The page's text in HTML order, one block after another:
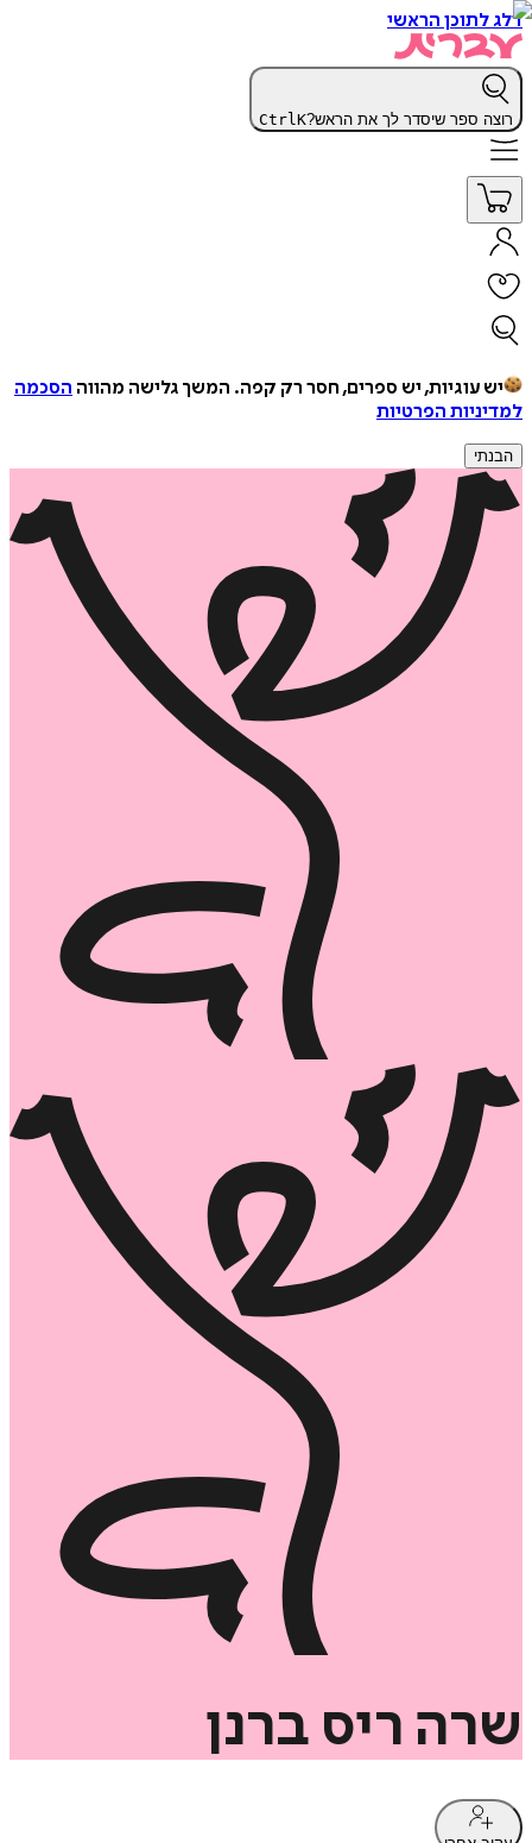
דלג לתוכן הראשי
רוצה ספר שיסדר לך את הראש? CtrlK
יש עוגיות, יש ספרים, חסר רק קפה. המשך גלישה מהווה הסכמה
למדיניות הפרטיות
הבנתי
שרה ריס ברנן